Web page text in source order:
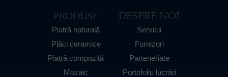
DESPRE NOI
Servicii
Furnizori
Parteneriate
Portofoliu lucrări
PRODUSE
Piatră naturală
Plăci ceramice
Piatră compozită
Mozaic